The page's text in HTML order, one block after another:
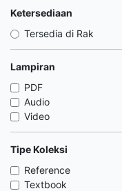
Ketersediaan
Tersedia di Rak
Lampiran
PDF
Audio
Video
Tipe Koleksi
Reference
Textbook